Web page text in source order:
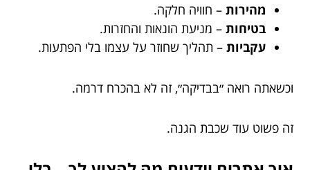
מהירות – חוויה חלקה.
בטיחות – מניעת הונאות והחזרות.
עקביות – תהליך שחוזר על עצמו בלי הפתעות.
וכשאתה רואה ״בבדיקה״, זה לא בהכרח דרמה.
זה פשוט עוד שכבת הגנה.